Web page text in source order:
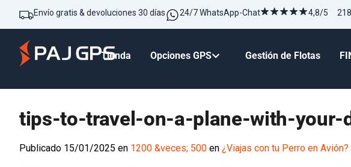
Envío gratis & devoluciones 30 días 24/7 WhatsApp-Chat 4,8/5
Tienda Opciones GPS Gestión de Flotas
tips-to-travel-on-a-plane-with-your-
Publicado 15/01/2025 en 1200 &veces; 500 en ¿Viajas con tu Perro en